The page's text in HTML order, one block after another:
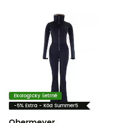
Ekologicky šetrné
-5% Extra - Kód Summer5